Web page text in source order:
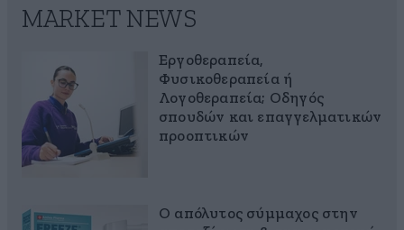
MARKET NEWS
Εργοθεραπεία,
Φυσικοθεραπεία ή
Λογοθεραπεία; Οδηγός
σπουδών και επαγγελματικών
προοπτικών
Ο απόλυτος σύμμαχος στην